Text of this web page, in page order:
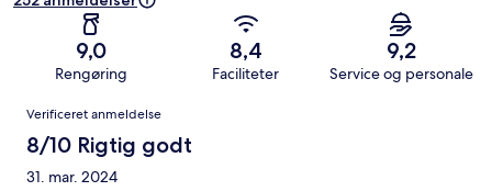
9,0
Rengøring
8,4
Faciliteter
9,2
Service og personale
Anmeldelser
Verificeret anmeldelse
8/10 Rigtig godt
31. mar. 2024